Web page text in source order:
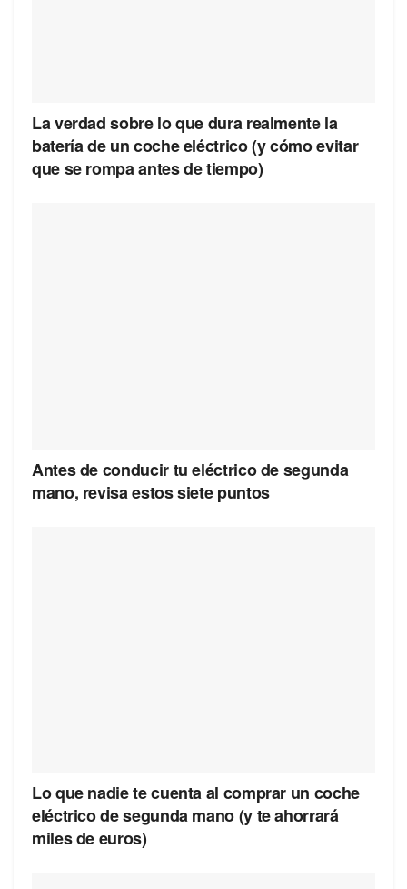
La verdad sobre lo que dura realmente la
batería de un coche eléctrico (y cómo evitar
que se rompa antes de tiempo)
Antes de conducir tu eléctrico de segunda
mano, revisa estos siete puntos
Lo que nadie te cuenta al comprar un coche
eléctrico de segunda mano (y te ahorrará
miles de euros)